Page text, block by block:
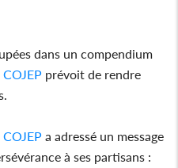
dans un compendium
COJEP prévoit de rendre
COJEP a adressé un message
à ses partisans :